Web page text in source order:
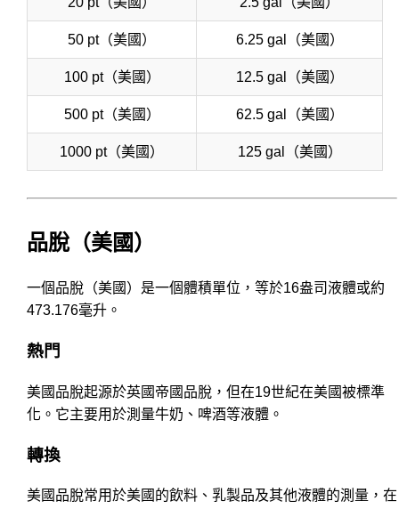
50 pt（美國） 6.25 gal（美國）
100 pt（美國） 12.5 gal（美國）
500 pt（美國） 62.5 gal（美國）
1000 pt（美國） 125 gal（美國）
品脫（美國）
一個品脫（美國）是一個體積單位，等於16盎司液體或約
473.176毫升。
熱門
美國品脫起源於英國帝國品脫，但在19世紀在美國被標準
化。它主要用於測量牛奶、啤酒等液體。
轉換
美國品脫常用於美國的飲料、乳製品及其他液體的測量，在